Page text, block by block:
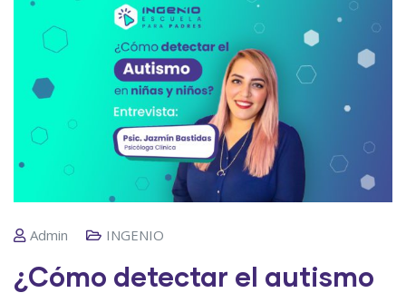
Admin INGENIO
¿Cómo detectar el autismo